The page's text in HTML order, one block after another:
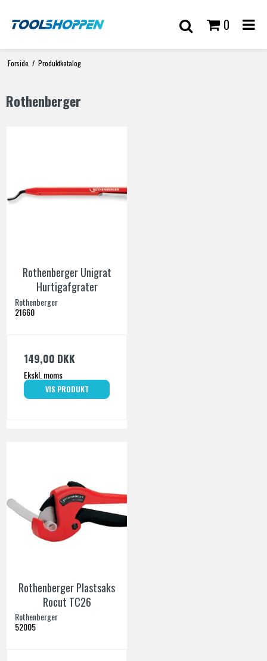
0
Forside / Produktkatalog
Rothenberger
Rothenberger Unigrat
Hurtigafgrater
Rothenberger
21660
149,00 DKK
Ekskl. moms
VIS PRODUKT
Rothenberger Plastsaks
Rocut TC26
Rothenberger
52005